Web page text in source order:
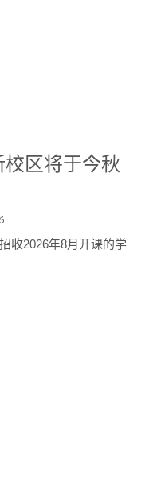
校区将于今秋
收2026年8月开课的学